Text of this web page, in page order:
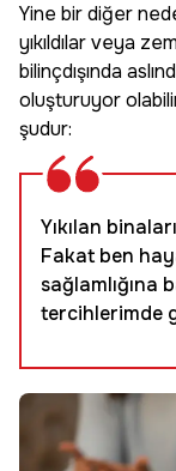
Yine bir diğer
yıkıldılar veya
bilinçdışında
oluşturuyor
şudur:
Yıkılan
Fakat ben
sağlamlığına
tercihlerimde